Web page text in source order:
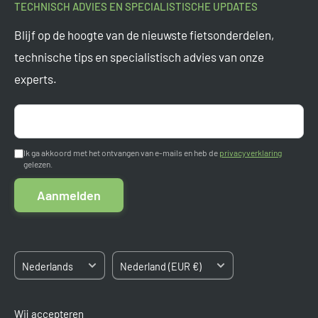
Onderdeel vanTormino B.V.
Vragen? Mail ons opsupport@tormino.com
Pletterij 35 F
2211 JT Noordwijkerhout
Nederland
Kvk: 84663545
BTW: NL8633.03.808.B.01
Ruilen en retourneren
Garantie
Betaalmogelijkheden
Algemene voorwaarden
Sitemap
TECHNISCH ADVIES EN SPECIALISTISCHE UPDATES
Blijf op de hoogte van de nieuwste fietsonderdelen,
technische tips en specialistisch advies van onze
experts.
Ik ga akkoord met het ontvangen van e-mails en heb de privacyverklaring
gelezen.
Aanmelden
TaalNederlands Land/regio
Nederland (EUR €)
Wij accepteren